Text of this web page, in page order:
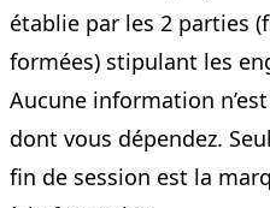
établie par les 2 parties
formées) stipulant les
Aucune information
dont vous dépendez.
fin de session est la